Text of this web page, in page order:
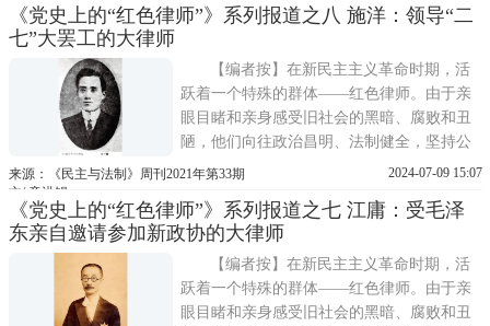
建、反抗国民党反动统治的革命活动和斗争
法律为武器，营救了一
《党史上的“红色律师”》系列报道之八 施洋：领导“二
七”大罢工的大律师
【编者按】在新民主主义革命时期，活
跃着一个特殊的群体——红色律师。由于亲
眼目睹和亲身感受旧社会的黑暗、腐败和丑
陋，他们向往政治昌明、法制健全，坚持公
平正义，拥护中国共产党的政治主张，义无
建、反抗国民党反动统治的革命活动和斗争
中。他们以律师的身份，以法庭为阵地，以
法律为武器，营救了一
来源：《民主与法制》周刊2021年第33期
文/ 童洪锡
2024-07-09 15:07
《党史上的“红色律师”》系列报道之七 江庸：受毛泽
东亲自邀请参加新政协的大律师
【编者按】在新民主主义革命时期，活
跃着一个特殊的群体——红色律师。由于亲
眼目睹和亲身感受旧社会的黑暗、腐败和丑